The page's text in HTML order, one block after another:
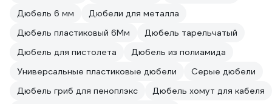
Дюбель 6 мм
Дюбели для металла
Дюбель пластиковый 6Мм
Дюбель тарельчатый
Дюбель для пистолета
Дюбель из полиамида
Универсальные пластиковые дюбели
Серые дюбели
Дюбель гриб для пеноплэкс
Дюбель хомут для кабеля